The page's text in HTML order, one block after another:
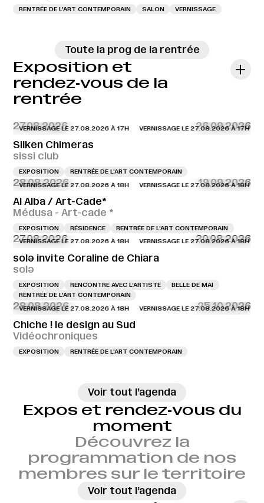
RENTRÉE DE L'ART CONTEMPORAIN SALON VERNISSAGE
Toute la prog de la rentrée
Exposition et
rendez‑vous de la
rentrée
27.08.2026 26.09.2026
VERNISSAGE LE 27.08.2026 À 17H VERNISSAGE LE 27.08.2026 À 17H
Silken Chimeras
sissi club
EXPOSITION RENTRÉE DE L'ART CONTEMPORAIN
28.08.2026 19.09.2026
VERNISSAGE LE 27.08.2026 À 18H VERNISSAGE LE 27.08.2026 À 18H
Al Alba / Art-Cade*
Médusa - Art-cade *
EXPOSITION RÉSIDENCE RENTRÉE DE L'ART CONTEMPORAIN
27.08.2026 30.08.2026
VERNISSAGE LE 27.08.2026 À 18H VERNISSAGE LE 27.08.2026 À 18H
solə invite Coraline de Chiara
solə
EXPOSITION RENCONTRE AVEC L’ARTISTE
BELLE DE MAI
RENTRÉE DE L'ART CONTEMPORAIN
28.08.2026 25.10.2026
VERNISSAGE LE 27.08.2026 À 18H VERNISSAGE LE 27.08.2026 À 18H
Chiche ! le design au Sud
Vidéochroniques
EXPOSITION RENTRÉE DE L'ART CONTEMPORAIN
Voir tout l’agenda
Expos et rendez‑vous du
moment
Découvrez la
programmation de nos
membres sur le territoire
Voir tout l’agenda